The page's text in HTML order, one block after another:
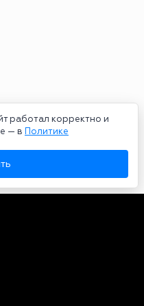
работал корректно и
— в Политике